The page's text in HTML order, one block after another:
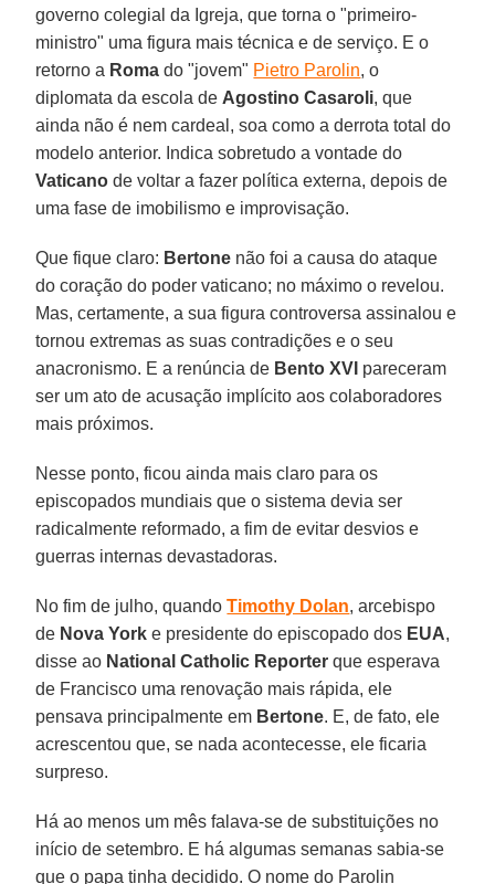
governo colegial da Igreja, que torna o "primeiro-
ministro" uma figura mais técnica e de serviço. E o
retorno a Roma do "jovem" Pietro Parolin, o
diplomata da escola de Agostino Casaroli, que
ainda não é nem cardeal, soa como a derrota total do
modelo anterior. Indica sobretudo a vontade do
Vaticano de voltar a fazer política externa, depois de
uma fase de imobilismo e improvisação.
Que fique claro: Bertone não foi a causa do ataque
do coração do poder vaticano; no máximo o revelou.
Mas, certamente, a sua figura controversa assinalou e
tornou extremas as suas contradições e o seu
anacronismo. E a renúncia de Bento XVI pareceram
ser um ato de acusação implícito aos colaboradores
mais próximos.
Nesse ponto, ficou ainda mais claro para os
episcopados mundiais que o sistema devia ser
radicalmente reformado, a fim de evitar desvios e
guerras internas devastadoras.
No fim de julho, quandoTimothy Dolan, arcebispo
de Nova York e presidente do episcopado dos EUA,
disse ao National Catholic Reporter que esperava
de Francisco uma renovação mais rápida, ele
pensava principalmente em Bertone. E, de fato, ele
acrescentou que, se nada acontecesse, ele ficaria
surpreso.
Há ao menos um mês falava-se de substituições no
início de setembro. E há algumas semanas sabia-se
que o papa tinha decidido. O nome do Parolin